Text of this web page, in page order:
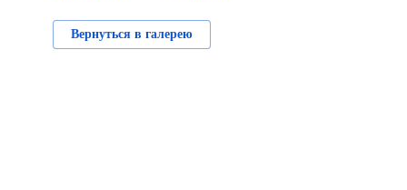
Вернуться в галерею